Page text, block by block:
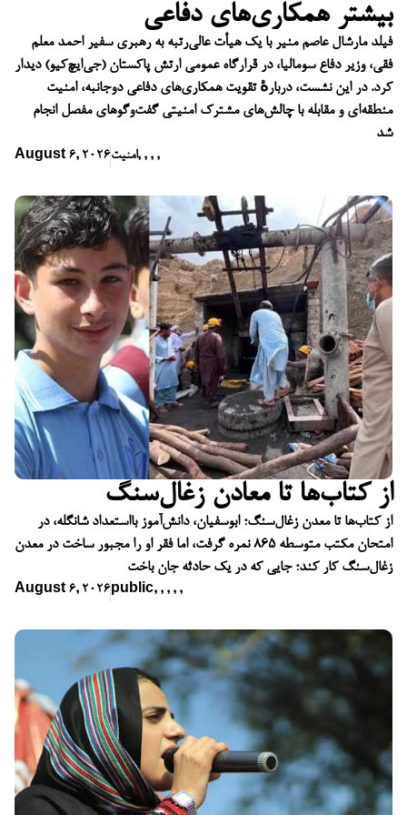
بیشتر همکاری‌های دفاعی
فیلد مارشال عاصم منیر با یک هیأت عالی‌رتبه به رهبری سفیر احمد معلم
فقی، وزیر دفاع سومالیا، در قرارگاه عمومی ارتش پاکستان (جی‌ایچ‌کیو) دیدار
کرد. در این نشست، دربارهٔ تقویت همکاری‌های دفاعی دوجانبه، امنیت
منطقه‌ای و مقابله با چالش‌های مشترک امنیتی گفت‌وگوهای مفصل انجام
شد
August 6, 2026امنیت, , , ,
از کتاب‌ها تا معادن زغال‌سنگ
از کتاب‌ها تا معدن زغال‌سنگ؛ ابوسفیان، دانش‌آموز بااستعداد شانگله، در
امتحان مکتب متوسطه ۸۶۵ نمره گرفت، اما فقر او را مجبور ساخت در معدن
زغال‌سنگ کار کند؛ جایی که در یک حادثه جان باخت
August 6, 2026 public, , , , ,